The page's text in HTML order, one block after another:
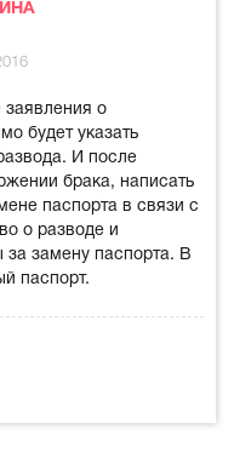
заявления о
будет указать
И после
брака, написать
паспорта в связи с
о разводе и
за замену паспорта. В
паспорт.